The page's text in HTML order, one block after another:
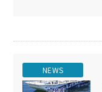
NEWS